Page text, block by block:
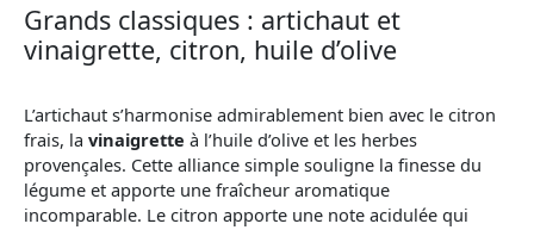
Grands classiques : artichaut et
vinaigrette, citron, huile d’olive
L’artichaut s’harmonise admirablement bien avec le citron
frais, la vinaigrette à l’huile d’olive et les herbes
provençales. Cette alliance simple souligne la finesse du
légume et apporte une fraîcheur aromatique
incomparable. Le citron apporte une note acidulée qui